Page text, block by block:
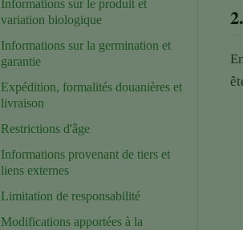
Informations sur le produit et
variation biologique
Informations sur la germination et
garantie
Expédition, formalités douanières et
livraison
Restrictions d'âge
Informations provenant de tiers et
liens externes
Limitation de responsabilité
Modifications apportées à la
2.